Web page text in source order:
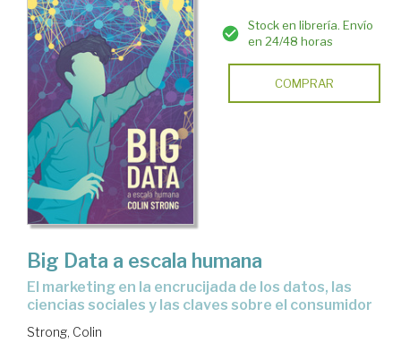
Stock en librería. Envío
en 24/48 horas
COMPRAR
Big Data a escala humana
el marketing en la encrucijada de los datos, las
ciencias sociales y las claves sobre el consumidor
Strong, Colin